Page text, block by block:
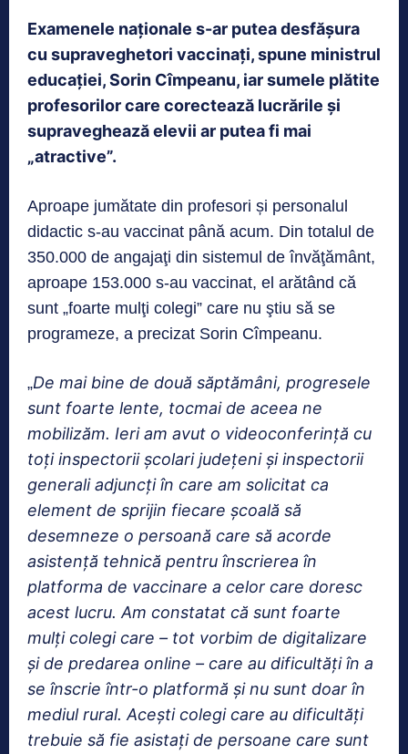
Examenele naționale s-ar putea desfășura
cu supraveghetori vaccinați, spune ministrul
educației, Sorin Cîmpeanu, iar sumele plătite
profesorilor care corectează lucrările și
supraveghează elevii ar putea fi mai
„atractive”.
Aproape jumătate din profesori și personalul
didactic s-au vaccinat până acum. Din totalul de
350.000 de angajaţi din sistemul de învăţământ,
aproape 153.000 s-au vaccinat, el arătând că
sunt „foarte mulţi colegi” care nu ştiu să se
programeze, a precizat Sorin Cîmpeanu.
„De mai bine de două săptămâni, progresele
sunt foarte lente, tocmai de aceea ne
mobilizăm. Ieri am avut o videoconferinţă cu
toţi inspectorii şcolari judeţeni şi inspectorii
generali adjuncţi în care am solicitat ca
element de sprijin fiecare şcoală să
desemneze o persoană care să acorde
asistenţă tehnică pentru înscrierea în
platforma de vaccinare a celor care doresc
acest lucru. Am constatat că sunt foarte
mulţi colegi care – tot vorbim de digitalizare
şi de predarea online – care au dificultăţi în a
se înscrie într-o platformă şi nu sunt doar în
mediul rural. Aceşti colegi care au dificultăţi
trebuie să fie asistaţi de persoane care sunt